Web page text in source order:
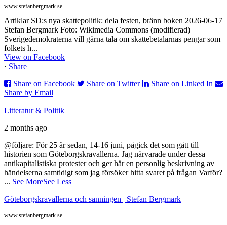
www.stefanbergmark.se
Artiklar SD:s nya skattepolitik: dela festen, bränn boken 2026-06-17
Stefan Bergmark Foto: Wikimedia Commons (modifierad)
Sverigedemokraterna vill gärna tala om skattebetalarnas pengar som
folkets h...
View on Facebook
· Share
Share on Facebook
Share on Twitter
Share on Linked In
Share by Email
Litteratur & Politik
2 months ago
@följare: För 25 år sedan, 14-16 juni, pågick det som gått till
historien som Göteborgskravallerna. Jag närvarade under dessa
antikapitalistiska protester och ger här en personlig beskrivning av
händelserna samtidigt som jag försöker hitta svaret på frågan Varför?
... See MoreSee Less
Göteborgskravallerna och sanningen | Stefan Bergmark
www.stefanbergmark.se